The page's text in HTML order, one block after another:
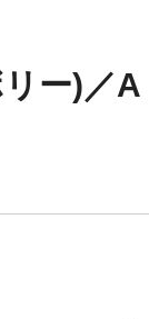
ー)／A